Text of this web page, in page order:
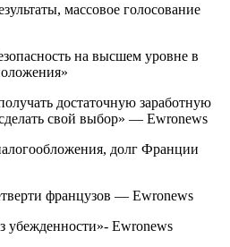
массовое голосование
на высшем уровне в
достаточную заработную
свой выбор» — Ewronews
долг Франции
французов — Ewronews
убежденности»- Ewronews